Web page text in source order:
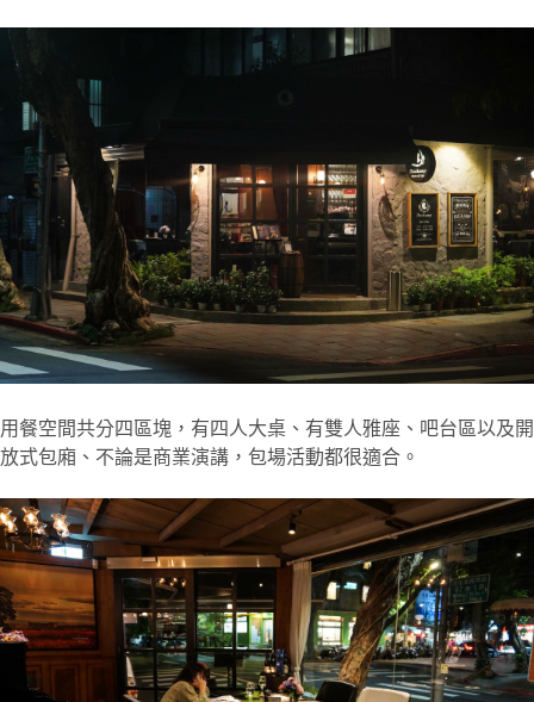
用餐空間共分四區塊，有四人大桌、有雙人雅座、吧台區以及開
放式包廂、不論是商業演講，包場活動都很適合。